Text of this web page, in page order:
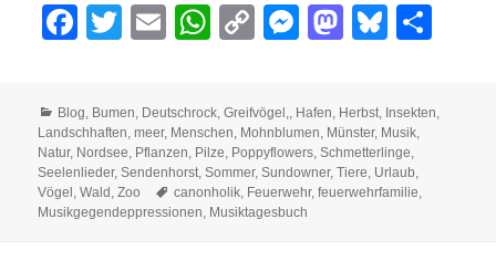
Fa
ok
T
r
E
W
A
pp
C
Li
nk
M
ng
er
M
do
n
Bl
y
Kategorien
Blog Bumen Deutschrock ,Greifvögel, Hafen Herbst Insekten
Landschhaften ,meer, Menschen Mohnblumen Münster, Musik
Natur, Nordsee Pflanzen Pilze Poppyflowers ,Schmetterlinge
Seelenlieder,Sendenhorst ,Sommer,Sundowner,Tiere Urlaub
Vögel ,Wald ,Zoo Schlagwörter
canonholik Feuerwehr,feuerwehrfamilie
Musikgegendeppressionen Musiktagesbuch